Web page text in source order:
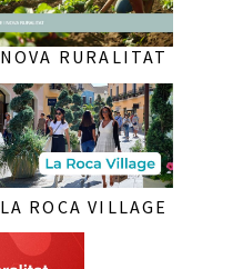
NOVA RURALITAT
LA ROCA VILLAGE